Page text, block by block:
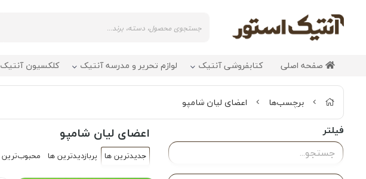
صفحه اصلی کتابفروشی آنتیک لوازم تحریر و مدرسه آنتیک کلکسیون آنتیک
برچسب‌ها اعضای لیان شامپو
فیلتر اعضای لیان شامپو
جدیدترین ها پربازدیدترین ها محبوب‌‌ترین